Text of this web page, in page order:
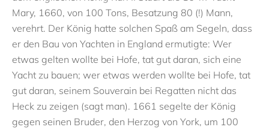
Mary, 1660, von 100 Tons, Besatzung 80 (!) Mann,
verehrt. Der König hatte solchen Spaß am Segeln, dass
er den Bau von Yachten in England ermutigte: Wer
etwas gelten wollte bei Hofe, tat gut daran, sich eine
Yacht zu bauen; wer etwas werden wollte bei Hofe, tat
gut daran, seinem Souverain bei Regatten nicht das
Heck zu zeigen (sagt man). 1661 segelte der König
gegen seinen Bruder, den Herzog von York, um 100